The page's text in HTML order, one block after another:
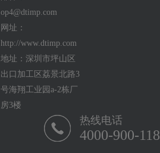
op4@dtimp.com
网址：
http://www.dtimp.com
地址：深圳市坪山区
出口加工区荔景北路3
号海翔工业园a-2栋厂
房3楼
热线电话
4000-900-118